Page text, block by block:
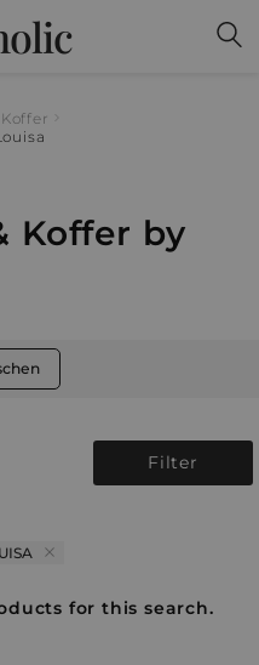
Koffer by
Filter
for this search.